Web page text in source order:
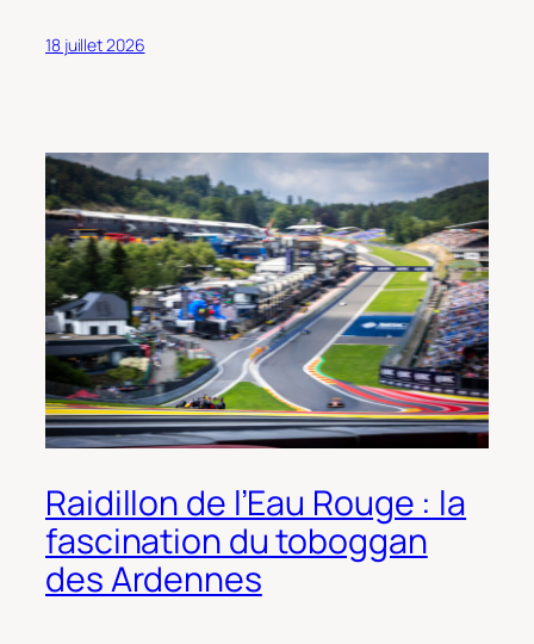
18 juillet 2026
Raidillon de l’Eau Rouge : la
fascination du toboggan
des Ardennes